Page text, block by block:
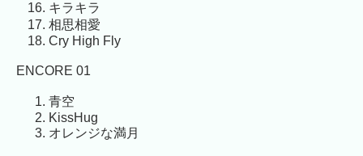
キラキラ
相思相愛
Cry High Fly
ENCORE 01
青空
KissHug
オレンジな満月